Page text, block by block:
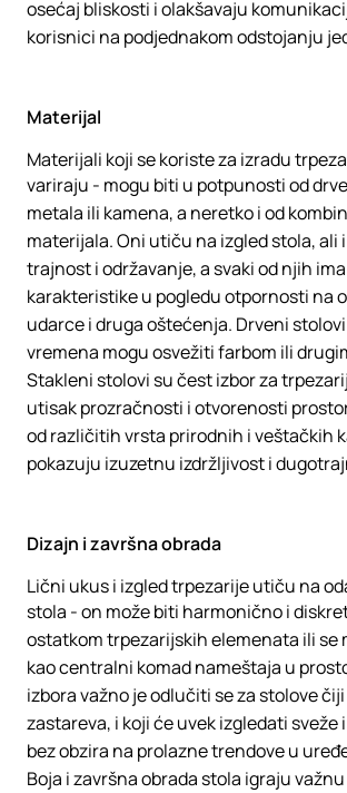
osećaj bliskosti i olakšavaju
korisnici na podjednakom odstojanju
Materijal
Materijali koji se koriste za izradu
variraju - mogu biti u potpunosti od
metala ili kamena, a neretko i od
materijala. Oni utiču na izgled stola, ali
trajnost i održavanje, a svaki od njih
karakteristike u pogledu otpornosti na
udarce i druga oštećenja. Drveni
vremena mogu osvežiti farbom ili
Stakleni stolovi su čest izbor za
utisak prozračnosti i otvorenosti
od različitih vrsta prirodnih i veštačkih
pokazuju izuzetnu izdržljivost i
Dizajn i završna obrada
Lični ukus i izgled trpezarije utiču na
stola - on može biti harmonično i
ostatkom trpezarijskih elemenata ili se
kao centralni komad nameštaja u
izbora važno je odlučiti se za stolove
zastareva, i koji će uvek izgledati sveže
bez obzira na prolazne trendove u
Boja i završna obrada stola igraju